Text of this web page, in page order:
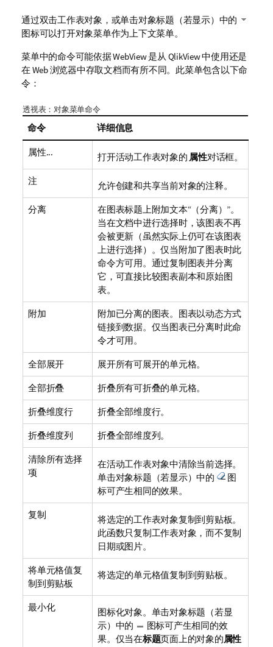
通过双击工作表对象，或单击对象标题（若显示）中的
图标可以打开对象菜单作为上下文菜单。
菜单中的命令可能依据 WebView 是从 QlikView 中使用还是
在 Web 浏览器中存取文档而有所不同。此菜单包含以下命
令：
透视表：对象菜单命令
命令 详细信息
属性... 打开活动工作表对象的 属性对话框。
注 允许创建和共享当前对象的注释。
分离
在图表标题上附加文本“（分离）”。
当在文档中进行选择时，该图表不再
会被更新（虽然实际上仍可在该图表
上进行选择）。仅当附加了图表时此
命令方可用。通过复制图表并分离
它，可直接比较图表副本和原始图
表。
附加
附加已分离的图表。图表以动态方式
链接到数据。仅当图表已分离时此命
令才可用。
全部展开 展开所有可展开的单元格。
全部折叠 折叠所有可折叠的单元格。
折叠维度行 折叠全部维度行。
折叠维度列 折叠全部维度列。
清除所有选择
项
在活动工作表对象中清除当前选择。
单击对象标题（若显示）中的
图
标可产生相同的效果。
复制
将选定的工作表对象复制到剪贴板。
此函数只复制工作表对象，而不复制
日期或图片。
将单元格值复
制到剪贴板
将选定的单元格值复制到剪贴板。
最小化
图标化对象。单击对象标题（若显
示）中的
图标可产生相同的效
果。仅当在标题页面上的对象的属性